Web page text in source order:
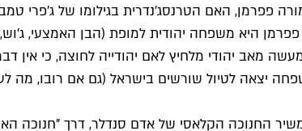
היא משפחה יהודית למופת (הבן האמצעי,
מאב יהודי מלחיץ לאם יהודייה לחוצה, כי אין
יצאה לטיול שורשים בישראל (גם אם רובו, מה